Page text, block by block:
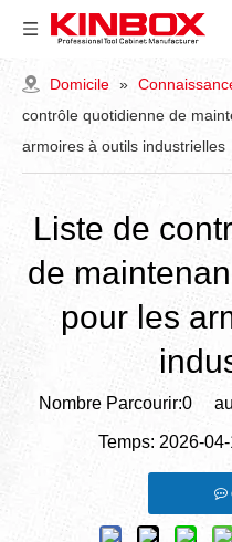
Domicile »
contrôle quotidienne de
armoires à outils industrielles
Liste de
de
pour les
Nombre Parcourir:0
Temps: 2026-